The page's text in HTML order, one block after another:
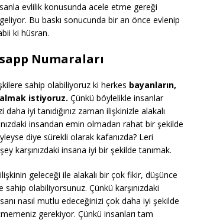
evlilik konusunda acele etme gereği
Bu baskı sonucunda bir an önce evlenip
ki hüsran.
Numaraları
sahip olabiliyoruz ki herkes bayanların,
istiyoruz. Çünkü böylelikle insanlar
iyi tanıdığınız zaman ilişkinizle alakalı
insandan emin olmadan rahat bir şekilde
diye sürekli olarak kafanızda? Leri
karşınızdaki insana iyi bir şekilde tanımak.
geleceği ile alakalı bir çok fikir, düşünce
olabiliyorsunuz. Çünkü karşınızdaki
nasıl mutlu edeceğinizi çok daha iyi şekilde
gerekiyor. Çünkü insanları tam